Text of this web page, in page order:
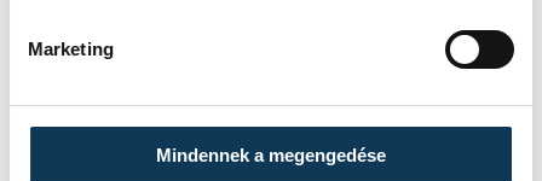
Marketing
Mindennek a megengedése
kézilabda